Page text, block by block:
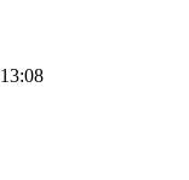
13:08